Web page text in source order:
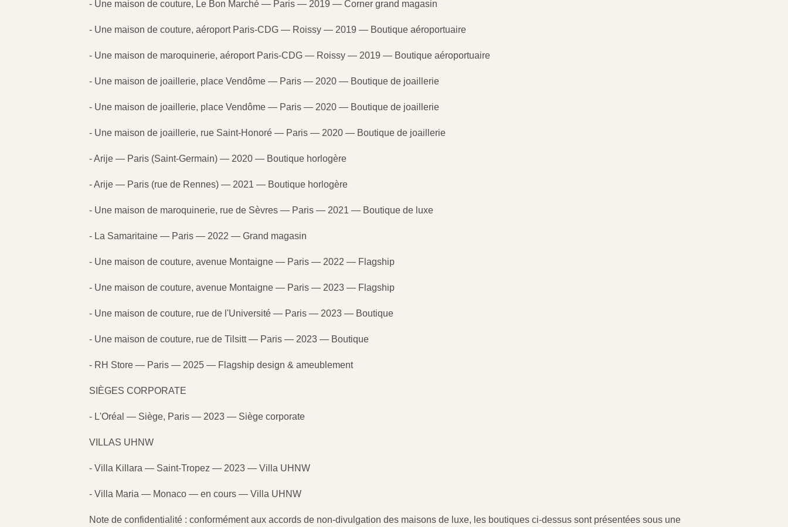
- Une maison de couture, Le Bon Marché — Paris — 2019 — Corner grand magasin
- Une maison de couture, aéroport Paris-CDG — Roissy — 2019 — Boutique aéroportuaire
- Une maison de maroquinerie, aéroport Paris-CDG — Roissy — 2019 — Boutique aéroportuaire
- Une maison de joaillerie, place Vendôme — Paris — 2020 — Boutique de joaillerie
- Une maison de joaillerie, place Vendôme — Paris — 2020 — Boutique de joaillerie
- Une maison de joaillerie, rue Saint-Honoré — Paris — 2020 — Boutique de joaillerie
- Arije — Paris (Saint-Germain) — 2020 — Boutique horlogère
- Arije — Paris (rue de Rennes) — 2021 — Boutique horlogère
- Une maison de maroquinerie, rue de Sèvres — Paris — 2021 — Boutique de luxe
- La Samaritaine — Paris — 2022 — Grand magasin
- Une maison de couture, avenue Montaigne — Paris — 2022 — Flagship
- Une maison de couture, avenue Montaigne — Paris — 2023 — Flagship
- Une maison de couture, rue de l'Université — Paris — 2023 — Boutique
- Une maison de couture, rue de Tilsitt — Paris — 2023 — Boutique
- RH Store — Paris — 2025 — Flagship design & ameublement
SIÈGES CORPORATE
- L'Oréal — Siège, Paris — 2023 — Siège corporate
VILLAS UHNW
- Villa Killara — Saint-Tropez — 2023 — Villa UHNW
- Villa Maria — Monaco — en cours — Villa UHNW
Note de confidentialité : conformément aux accords de non-divulgation des maisons de luxe, les boutiques ci-dessus sont présentées sous une